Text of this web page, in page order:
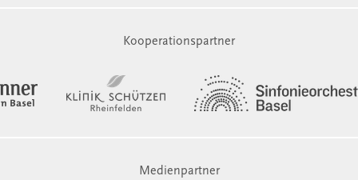
Kooperationspartner
Medienpartner